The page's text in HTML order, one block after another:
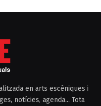
en arts escèniques i
notícies, agenda... Tota